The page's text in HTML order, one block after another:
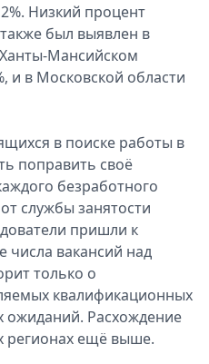
Низкий процент
был выявлен в
Ханты-Мансийском
и в Московской области
в поиске работы в
поправить своё
безработного
службы занятости
пришли к
числа вакансий над
только о
квалификационных
ожиданий. Расхождение
регионах ещё выше.